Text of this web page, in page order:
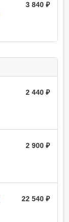
3 840
2 440
2 900
22 540